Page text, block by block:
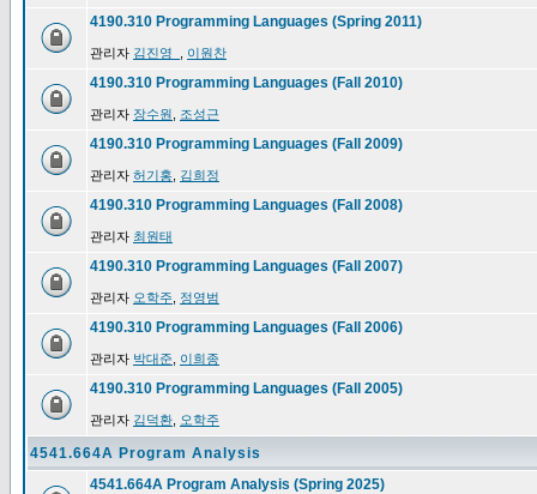
4190.310 Programming Languages (Spring 2011)
관리자 김진영_ 이원찬
4190.310 Programming Languages (Fall 2010)
관리자 장수원 조성근
4190.310 Programming Languages (Fall 2009)
관리자 허기홍 김희정
4190.310 Programming Languages (Fall 2008)
관리자 최원태
4190.310 Programming Languages (Fall 2007)
관리자 오학주 정영범
4190.310 Programming Languages (Fall 2006)
관리자 박대준 이희종
4190.310 Programming Languages (Fall 2005)
관리자 김덕환 오학주
4541.664A Program Analysis
4541.664A Program Analysis (Spring 2025)